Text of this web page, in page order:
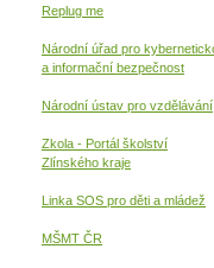
Replug me
Národní úřad pro
a informační bezpečnost
Národní ústav pro vzdělávání
Zkola - Portál školství
Zlínského kraje
Linka SOS pro děti a mládež
MŠMT ČR